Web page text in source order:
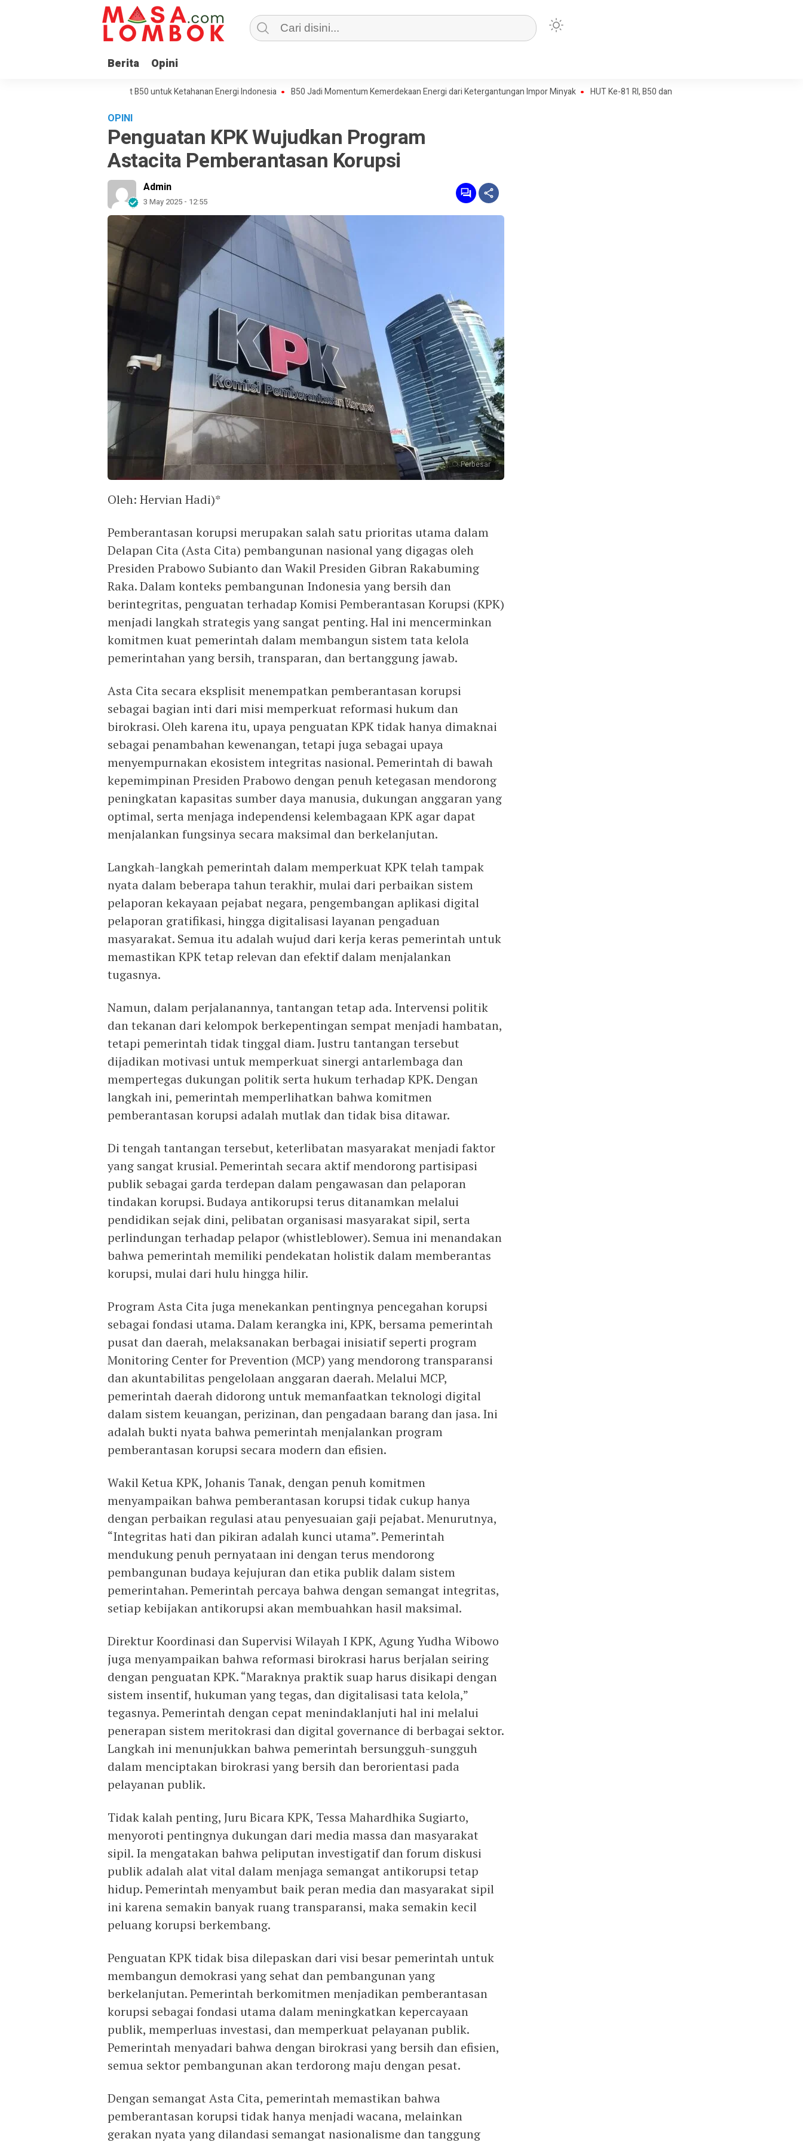
Berita Opini
81 RI, Pemerintah Perkuat B50 untuk Ketahanan Energi Indonesia B50 Jadi Momentum Kemerdekaan Energi dari Ketergantungan Impor Minyak HUT Ke-81 RI, B50 dan Agenda Besar Membebaskan Indonesia
OPINI
Penguatan KPK Wujudkan Program
Astacita Pemberantasan Korupsi
Admin
3 May 2025 - 12:55
Perbesar
Oleh: Hervian Hadi)*
Pemberantasan korupsi merupakan salah satu prioritas utama dalam
Delapan Cita (Asta Cita) pembangunan nasional yang digagas oleh
Presiden Prabowo Subianto dan Wakil Presiden Gibran Rakabuming
Raka. Dalam konteks pembangunan Indonesia yang bersih dan
berintegritas, penguatan terhadap Komisi Pemberantasan Korupsi (KPK)
menjadi langkah strategis yang sangat penting. Hal ini mencerminkan
komitmen kuat pemerintah dalam membangun sistem tata kelola
pemerintahan yang bersih, transparan, dan bertanggung jawab.
Asta Cita secara eksplisit menempatkan pemberantasan korupsi
sebagai bagian inti dari misi memperkuat reformasi hukum dan
birokrasi. Oleh karena itu, upaya penguatan KPK tidak hanya dimaknai
sebagai penambahan kewenangan, tetapi juga sebagai upaya
menyempurnakan ekosistem integritas nasional. Pemerintah di bawah
kepemimpinan Presiden Prabowo dengan penuh ketegasan mendorong
peningkatan kapasitas sumber daya manusia, dukungan anggaran yang
optimal, serta menjaga independensi kelembagaan KPK agar dapat
menjalankan fungsinya secara maksimal dan berkelanjutan.
Langkah-langkah pemerintah dalam memperkuat KPK telah tampak
nyata dalam beberapa tahun terakhir, mulai dari perbaikan sistem
pelaporan kekayaan pejabat negara, pengembangan aplikasi digital
pelaporan gratifikasi, hingga digitalisasi layanan pengaduan
masyarakat. Semua itu adalah wujud dari kerja keras pemerintah untuk
memastikan KPK tetap relevan dan efektif dalam menjalankan
tugasnya.
Namun, dalam perjalanannya, tantangan tetap ada. Intervensi politik
dan tekanan dari kelompok berkepentingan sempat menjadi hambatan,
tetapi pemerintah tidak tinggal diam. Justru tantangan tersebut
dijadikan motivasi untuk memperkuat sinergi antarlembaga dan
mempertegas dukungan politik serta hukum terhadap KPK. Dengan
langkah ini, pemerintah memperlihatkan bahwa komitmen
pemberantasan korupsi adalah mutlak dan tidak bisa ditawar.
Di tengah tantangan tersebut, keterlibatan masyarakat menjadi faktor
yang sangat krusial. Pemerintah secara aktif mendorong partisipasi
publik sebagai garda terdepan dalam pengawasan dan pelaporan
tindakan korupsi. Budaya antikorupsi terus ditanamkan melalui
pendidikan sejak dini, pelibatan organisasi masyarakat sipil, serta
perlindungan terhadap pelapor (whistleblower). Semua ini menandakan
bahwa pemerintah memiliki pendekatan holistik dalam memberantas
korupsi, mulai dari hulu hingga hilir.
Program Asta Cita juga menekankan pentingnya pencegahan korupsi
sebagai fondasi utama. Dalam kerangka ini, KPK, bersama pemerintah
pusat dan daerah, melaksanakan berbagai inisiatif seperti program
Monitoring Center for Prevention (MCP) yang mendorong transparansi
dan akuntabilitas pengelolaan anggaran daerah. Melalui MCP,
pemerintah daerah didorong untuk memanfaatkan teknologi digital
dalam sistem keuangan, perizinan, dan pengadaan barang dan jasa. Ini
adalah bukti nyata bahwa pemerintah menjalankan program
pemberantasan korupsi secara modern dan efisien.
Wakil Ketua KPK, Johanis Tanak, dengan penuh komitmen
menyampaikan bahwa pemberantasan korupsi tidak cukup hanya
dengan perbaikan regulasi atau penyesuaian gaji pejabat. Menurutnya,
“Integritas hati dan pikiran adalah kunci utama”. Pemerintah
mendukung penuh pernyataan ini dengan terus mendorong
pembangunan budaya kejujuran dan etika publik dalam sistem
pemerintahan. Pemerintah percaya bahwa dengan semangat integritas,
setiap kebijakan antikorupsi akan membuahkan hasil maksimal.
Direktur Koordinasi dan Supervisi Wilayah I KPK, Agung Yudha Wibowo
juga menyampaikan bahwa reformasi birokrasi harus berjalan seiring
dengan penguatan KPK. “Maraknya praktik suap harus disikapi dengan
sistem insentif, hukuman yang tegas, dan digitalisasi tata kelola,”
tegasnya. Pemerintah dengan cepat menindaklanjuti hal ini melalui
penerapan sistem meritokrasi dan digital governance di berbagai sektor.
Langkah ini menunjukkan bahwa pemerintah bersungguh-sungguh
dalam menciptakan birokrasi yang bersih dan berorientasi pada
pelayanan publik.
Tidak kalah penting, Juru Bicara KPK, Tessa Mahardhika Sugiarto,
menyoroti pentingnya dukungan dari media massa dan masyarakat
sipil. Ia mengatakan bahwa peliputan investigatif dan forum diskusi
publik adalah alat vital dalam menjaga semangat antikorupsi tetap
hidup. Pemerintah menyambut baik peran media dan masyarakat sipil
ini karena semakin banyak ruang transparansi, maka semakin kecil
peluang korupsi berkembang.
Penguatan KPK tidak bisa dilepaskan dari visi besar pemerintah untuk
membangun demokrasi yang sehat dan pembangunan yang
berkelanjutan. Pemerintah berkomitmen menjadikan pemberantasan
korupsi sebagai fondasi utama dalam meningkatkan kepercayaan
publik, memperluas investasi, dan memperkuat pelayanan publik.
Pemerintah menyadari bahwa dengan birokrasi yang bersih dan efisien,
semua sektor pembangunan akan terdorong maju dengan pesat.
Dengan semangat Asta Cita, pemerintah memastikan bahwa
pemberantasan korupsi tidak hanya menjadi wacana, melainkan
gerakan nyata yang dilandasi semangat nasionalisme dan tanggung